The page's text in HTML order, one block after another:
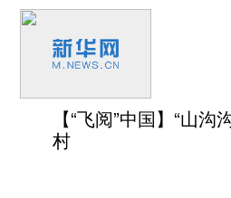
【“飞阅”中国】“山
村